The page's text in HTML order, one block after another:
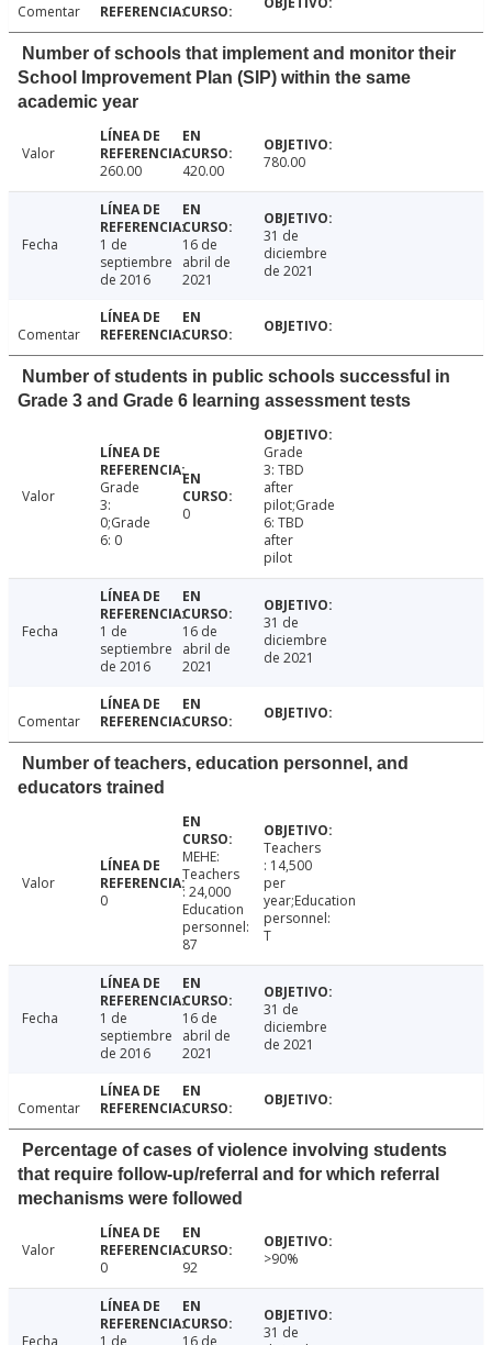
Comentar
Number of schools that implement and monitor their
School Improvement Plan (SIP) within the same
academic year
Valor
260.00
420.00 780.00
Fecha
1 de
septiembre
de 2016
16 de
abril de
2021
31 de
diciembre
de 2021
Comentar
Number of students in public schools successful in
Grade 3 and Grade 6 learning assessment tests
Valor
Grade
3:
0;Grade
6: 0
0
Grade
3: TBD
after
pilot;Grade
6: TBD
after
pilot
Fecha
1 de
septiembre
de 2016
16 de
abril de
2021
31 de
diciembre
de 2021
Comentar
Number of teachers, education personnel, and
educators trained
Valor
0
MEHE:
Teachers
: 24,000
Education
personnel:
87
Teachers
: 14,500
per
year;Education
personnel:
T
Fecha
1 de
septiembre
de 2016
16 de
abril de
2021
31 de
diciembre
de 2021
Comentar
Percentage of cases of violence involving students
that require follow-up/referral and for which referral
mechanisms were followed
Valor
0
92 >90%
Fecha
1 de
16 de
31 de